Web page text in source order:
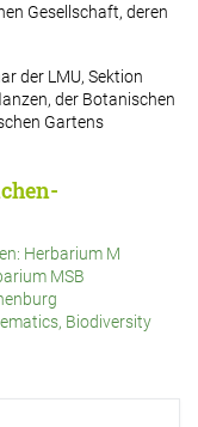
Gesellschaft, deren
der LMU, Sektion
der Botanischen
Gartens
Herbarium M
MSB
Biodiversity